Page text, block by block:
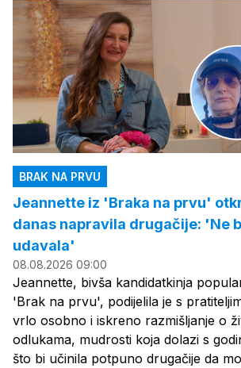
BRAK NA PRVU
Jeannette iz 'Braka na prvu'
danas napravila drugačije: 'Ne
udavala'
08.08.2026 09:00
Jeannette, bivša kandidatkinja
'Brak na prvu', podijelila je s
vrlo osobno i iskreno razmišljanje o
odlukama, mudrosti koja dolazi s
što bi učinila potpuno drugačije da